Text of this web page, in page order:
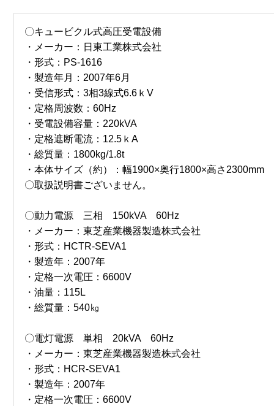
〇キュービクル式高圧受電設備
・メーカー：日東工業株式会社
・形式：PS-1616
・製造年月：2007年6月
・受信形式：3相3線式6.6ｋV
・定格周波数：60Hz
・受電設備容量：220kVA
・定格遮断電流：12.5ｋA
・総質量：1800kg/1.8t
・本体サイズ（約）：幅1900×奥行1800×高さ2300mm
〇取扱説明書ございません。
〇動力電源 三相 150kVA 60Hz
・メーカー：東芝産業機器製造株式会社
・形式：HCTR-SEVA1
・製造年：2007年
・定格一次電圧：6600V
・油量：115L
・総質量：540㎏
〇電灯電源 単相 20kVA 60Hz
・メーカー：東芝産業機器製造株式会社
・形式：HCR-SEVA1
・製造年：2007年
・定格一次電圧：6600V